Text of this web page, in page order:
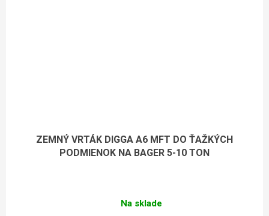
ZEMNÝ VRTÁK DIGGA A6 MFT DO ŤAŽKÝCH
PODMIENOK NA BAGER 5-10 TON
Na sklade